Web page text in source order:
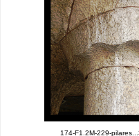
174-F1.2M-229-